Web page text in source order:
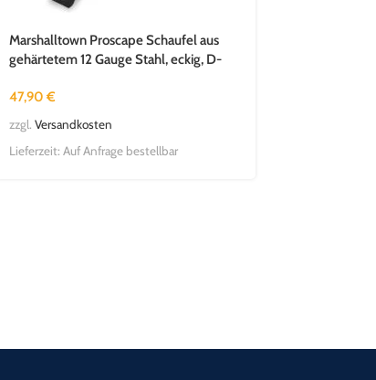
Marshalltown Proscape Schaufel aus
gehärtetem 12 Gauge Stahl, eckig, D-
47,90€
zzgl.Versandkosten
Lieferzeit:Auf Anfrage bestellbar